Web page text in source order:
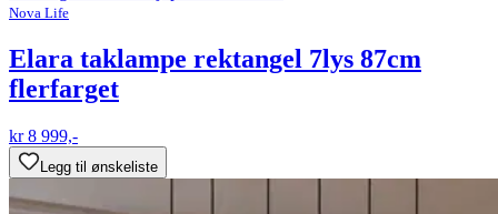
Nova Life
Elara taklampe rektangel 7lys 87cm
flerfarget
kr 8 999,-
Legg til ønskeliste